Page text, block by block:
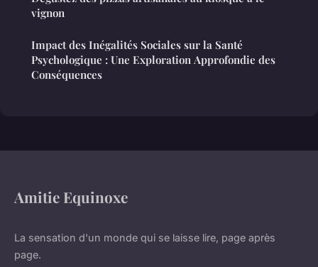
vignon
Impact des Inégalités Sociales sur la Santé
Psychologique : Une Exploration Approfondie des
Conséquences
Amitie Equinoxe
La sensation d'un monde qui se laisse lire, page après
page.